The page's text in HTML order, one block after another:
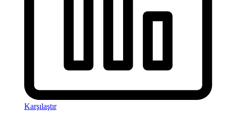
Karşılaştır